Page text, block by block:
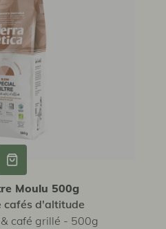
Moulu 500g
cafés d'altitude
café grillé - 500g